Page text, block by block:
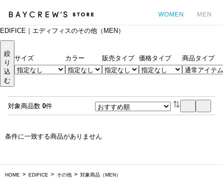
WOMEN MEN
EDIFICE｜エディフィスのその他（MEN）
絞
り
込
む
サイズ カラー 販売タイプ 価格タイプ 商品タイプ
対象商品数 0件
条件に一致する商品がありません
HOME EDIFICE その他 対象商品（MEN）